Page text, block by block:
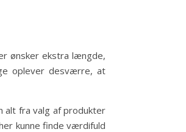
ønsker ekstra længde,
oplever desværre, at
alt fra valg af produkter
kunne finde værdifuld